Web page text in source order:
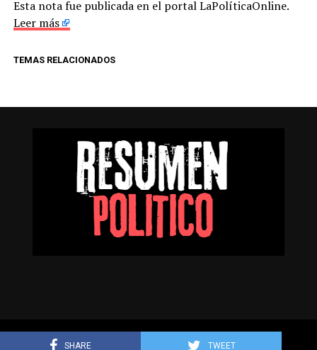
SHARE TWEET
Esta nota fue publicada en el portal LaPolíticaOnline.
Leer más
TEMAS RELACIONADOS
Resumen Político © Todos los derechos reservados.